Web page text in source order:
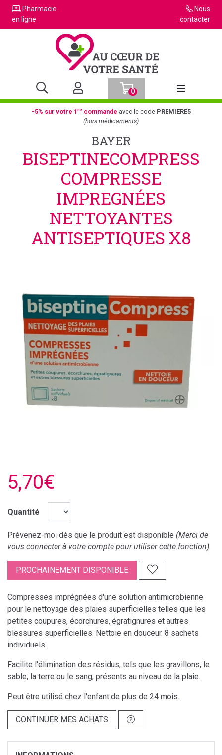
Pharmacie
en ligne
Nous
contacter
0
Afficher la
-5% sur votre 1recommande avec le code PREMIERE5
(hors médicaments)
BAYER
BISEPTINECOMPRESS
COMPRESSE
IMPREGNÉES
NETTOYANTES
ANTISEPTIQUES X8
5,70€
Quantité
Prévenez-moi dès que le produit est disponible (Merci de
vous connecter à votre compte pour utiliser cette fonction).
PROCHAINEMENT DISPONIBLE
Compresses imprégnées d'une solution antimicrobienne
pour le nettoyage des plaies superficielles telles que les
petites coupures, écorchures, égratignures et autres
blessures superficielles. Nettoie en douceur. 8 sachets
individuels.
Facilite l'élimination des résidus, tels que les gravillons, le
sable, la terre ou le sang, présents au niveau de la plaie.
Peut être utilisé chez l'enfant de plus de 24 mois.
CONTINUER MES ACHATS